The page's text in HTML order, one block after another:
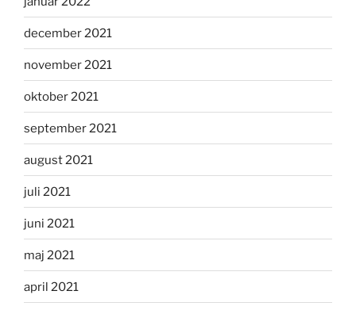
december 2021
november 2021
oktober 2021
september 2021
august 2021
juli 2021
juni 2021
maj 2021
april 2021